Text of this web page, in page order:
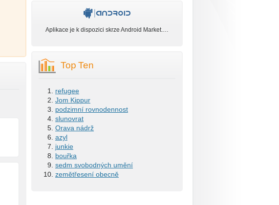
Aplikace je k dispozici skrze Android Market.…
Top Ten
refugee
Jom Kippur
podzimní rovnodennost
slunovrat
Orava nádrž
azyl
junkie
bouřka
sedm svobodných umění
zemětřesení obecně